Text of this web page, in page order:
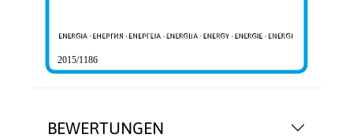
BEWERTUNGEN
2015/1186